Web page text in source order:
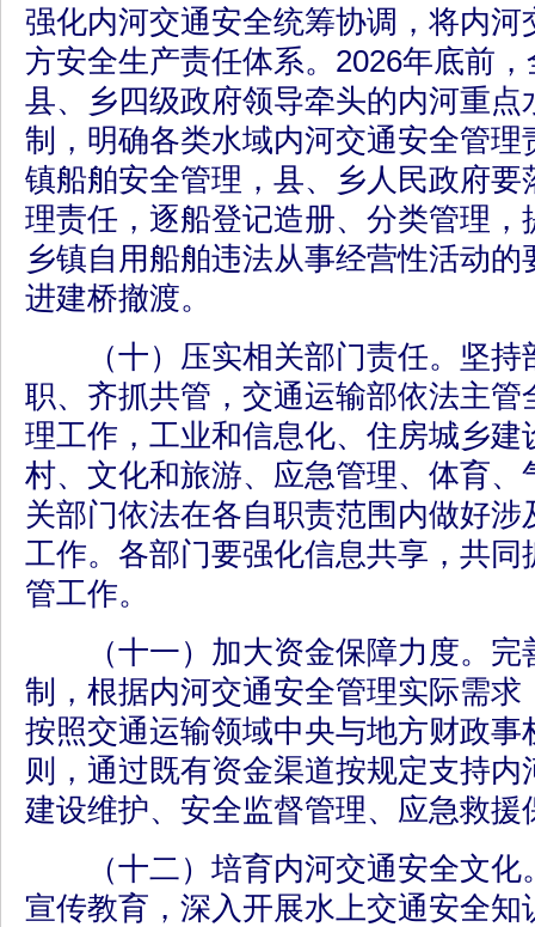
强化内河交通安全统筹协调，将内河
方安全生产责任体系。2026年底前
县、乡四级政府领导牵头的内河重点
制，明确各类水域内河交通安全管理
镇船舶安全管理，县、乡人民政府要
理责任，逐船登记造册、分类管理，
乡镇自用船舶违法从事经营性活动
进建桥撤渡。
（十）压实相关部门责任。坚持
职、齐抓共管，交通运输部依法主管
理工作，工业和信息化、住房城乡建
村、文化和旅游、应急管理、体育、
关部门依法在各自职责范围内做好
工作。各部门要强化信息共享，共同
管工作。
（十一）加大资金保障力度。完
制，根据内河交通安全管理实际需求
按照交通运输领域中央与地方财政事
则，通过既有资金渠道按规定支持
建设维护、安全监督管理、应急救援
（十二）培育内河交通安全文化
宣传教育，深入开展水上交通安全